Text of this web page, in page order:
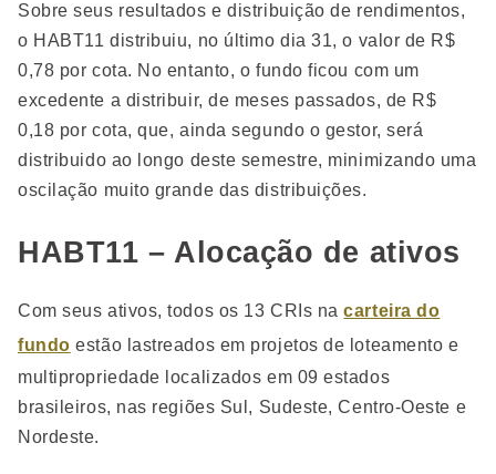
Sobre seus resultados e distribuição de rendimentos,
o HABT11 distribuiu, no último dia 31, o valor de R$
0,78 por cota. No entanto, o fundo ficou com um
excedente a distribuir, de meses passados, de R$
0,18 por cota, que, ainda segundo o gestor, será
distribuido ao longo deste semestre, minimizando uma
oscilação muito grande das distribuições.
HABT11 – Alocação de ativos
Com seus ativos, todos os 13 CRIs nacarteira do
fundo estão lastreados em projetos de loteamento e
multipropriedade localizados em 09 estados
brasileiros, nas regiões Sul, Sudeste, Centro-Oeste e
Nordeste.